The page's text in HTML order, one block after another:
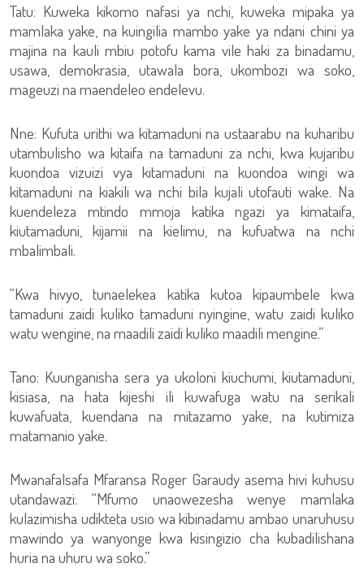
Tatu: Kuweka kikomo nafasi ya nchi, kuweka mipaka ya
mamlaka yake, na kuingilia mambo yake ya ndani chini ya
majina na kauli mbiu potofu kama vile haki za binadamu,
usawa, demokrasia, utawala bora, ukombozi wa soko,
mageuzi na maendeleo endelevu.
Nne: Kufuta urithi wa kitamaduni na ustaarabu na kuharibu
utambulisho wa kitaifa na tamaduni za nchi, kwa kujaribu
kuondoa vizuizi vya kitamaduni na kuondoa wingi wa
kitamaduni na kiakili wa nchi bila kujali utofauti wake. Na
kuendeleza mtindo mmoja katika ngazi ya kimataifa,
kiutamaduni, kijamii na kielimu, na kufuatwa na nchi
mbalimbali.
“Kwa hivyo, tunaelekea katika kutoa kipaumbele kwa
tamaduni zaidi kuliko tamaduni nyingine, watu zaidi kuliko
watu wengine, na maadili zaidi kuliko maadili mengine.”
Tano: Kuunganisha sera ya ukoloni kiuchumi, kiutamaduni,
kisiasa, na hata kijeshi ili kuwafuga watu na serikali
kuwafuata, kuendana na mitazamo yake, na kutimiza
matamanio yake.
Mwanafalsafa Mfaransa Roger Garaudy asema hivi kuhusu
utandawazi: “Mfumo unaowezesha wenye mamlaka
kulazimisha udikteta usio wa kibinadamu ambao unaruhusu
mawindo ya wanyonge kwa kisingizio cha kubadilishana
huria na uhuru wa soko.”